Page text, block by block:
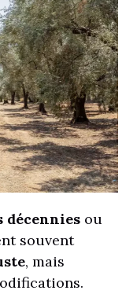
ou
souvent
, mais